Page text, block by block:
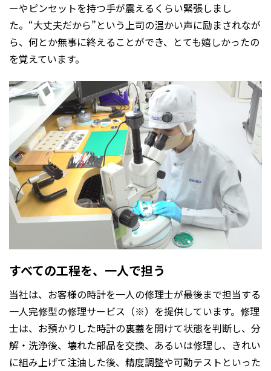
ーやピンセットを持つ手が震えるくらい緊張しまし
た。“大丈夫だから”という上司の温かい声に励まされなが
ら、何とか無事に終えることができ、とても嬉しかったの
を覚えています。
すべての工程を、一人で担う
当社は、お客様の時計を一人の修理士が最後まで担当する
一人完修型の修理サービス（※）を提供しています。修理
士は、お預かりした時計の裏蓋を開けて状態を判断し、分
解・洗浄後、壊れた部品を交換、あるいは修理し、きれい
に組み上げて注油した後、精度調整や可動テストといった